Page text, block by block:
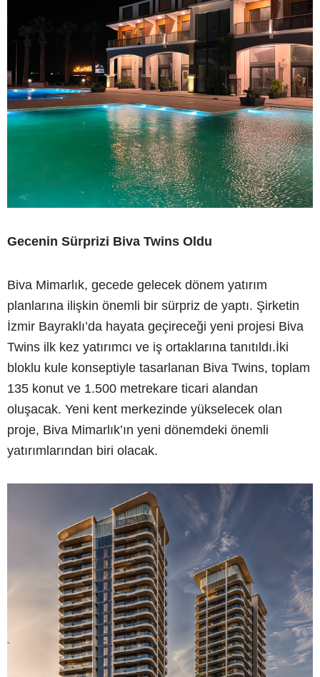
Gecenin Sürprizi Biva Twins Oldu
Biva Mimarlık, gecede gelecek dönem yatırım
planlarına ilişkin önemli bir sürpriz de yaptı. Şirketin
İzmir Bayraklı’da hayata geçireceği yeni projesi Biva
Twins ilk kez yatırımcı ve iş ortaklarına tanıtıldı.İki
bloklu kule konseptiyle tasarlanan Biva Twins, toplam
135 konut ve 1.500 metrekare ticari alandan
oluşacak. Yeni kent merkezinde yükselecek olan
proje, Biva Mimarlık’ın yeni dönemdeki önemli
yatırımlarından biri olacak.